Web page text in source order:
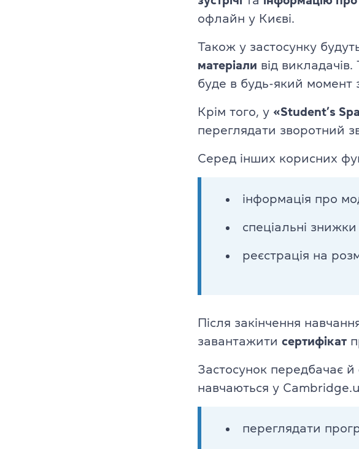
Cambridge English
Linguaskill
IELTS
Партнерська програма
Головна
Блог
Партнери
Вакансії
офлайн у Києві.
Також у застосунку
матеріали від
буде в будь-який момент
Крім того, у «Student’s
переглядати зворотний
Серед інших корисних
інформація про
спеціальні знижки
реєстрація на
Після закінчення
завантажити сертифікат
Застосунок передбачає й
навчаються у
переглядати